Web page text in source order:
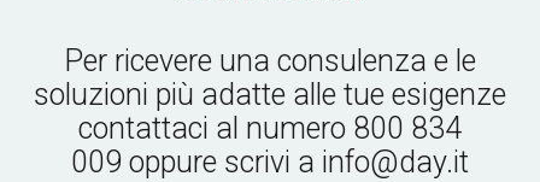
Per ricevere una consulenza e le
soluzioni più adatte alle tue esigenze
contattaci al numero 800 834
009 oppure scrivi a info@day.it